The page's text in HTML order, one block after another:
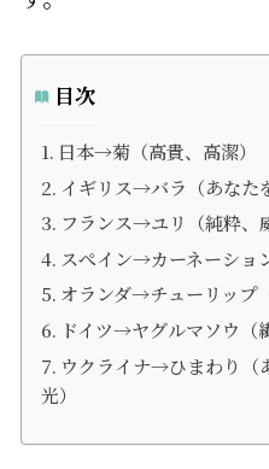
目次
日本→菊（高貴、高潔）
イギリス→バラ（あなた
フランス→ユリ（純粋、
スぺイン→カーネーショ
オランダ→チューリップ
ドイツ→ヤグルマソウ（
ウクライナ→ひまわり（
光）